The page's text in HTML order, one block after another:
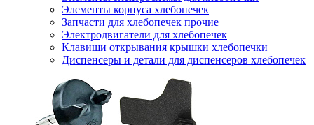
Элементы корпуса хлебопечек
Запчасти для хлебопечек прочие
Электродвигатели для хлебопечек
Клавиши открывания крышки хлебопечки
Диспенсеры и детали для диспенсеров хлебопечек